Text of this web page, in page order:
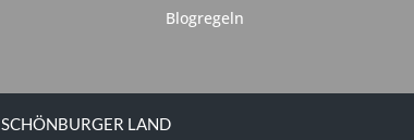
Blogregeln
SCHÖNBURGER LAND